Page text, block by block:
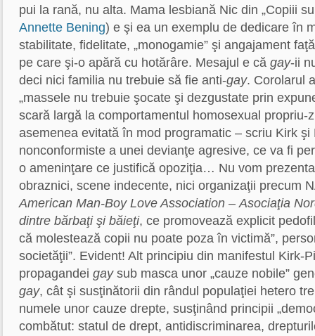
pui la rană, nu alta. Mama lesbiană Nic din „Copiii
Annette Bening) e şi ea un exemplu de dedicare în
stabilitate, fidelitate, „monogamie” şi angajament
pe care şi-o apără cu hotărâre. Mesajul e că gay-ii
deci nici familia nu trebuie să fie anti-gay. Corolarul
„massele nu trebuie şocate şi dezgustate prin
scară largă la comportamentul homosexual propriu-
asemenea evitată în mod programatic – scriu Kirk
nonconformiste a unei devianţe agresive, ce va fi
o ameninţare ce justifică opoziţia… Nu vom
obraznici, scene indecente, nici organizaţii precum
American Man-Boy Love Association –Asociaţia
dintre bărbaţi şi băieţi, ce promovează explicit
că molestează copii nu poate poza în victimă”,
societăţii”. Evident! Alt principiu din manifestul Kirk-
propagandei gaysub masca unor „cauze nobile”
gay, cât şi susţinătorii din rândul populaţiei hetero
numele unor cauze drepte, susţinând principii
combătut: statul de drept, antidiscriminarea,